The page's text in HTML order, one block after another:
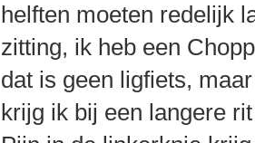
helften moeten redelijk
zitting, ik heb een
dat is geen ligfiets,
krijg ik bij een langere